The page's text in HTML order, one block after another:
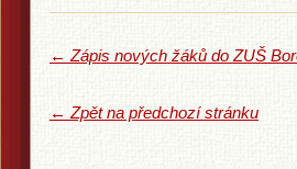
← Zápis nových žáků do ZUŠ
← Zpět na předchozí stránku